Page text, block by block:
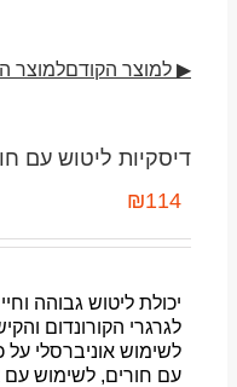
▶ למוצר הקודםלמוצר
דיסקיות ליטוש עם
₪114
יכולת ליטוש גבוהה
לגרגרי הקורונדום
עם חורים, לשימוש עם